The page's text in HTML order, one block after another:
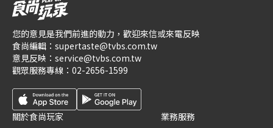
您的意見是我們前進的動力，歡迎來信或來電反映
食尚編輯： supertaste@tvbs.com.tw
意見反映： service@tvbs.com.tw
觀眾服務專線： 02-2656-1599
關於食尚玩家
業務服務